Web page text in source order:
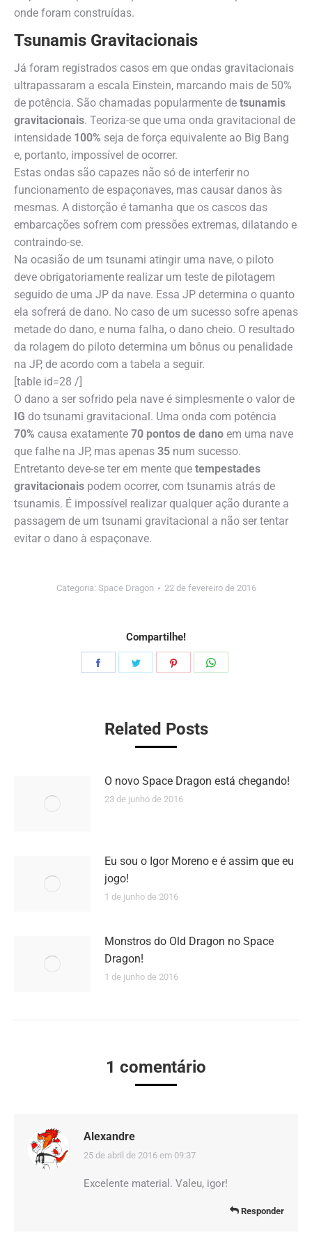
onde foram construídas.
Tsunamis Gravitacionais
Já foram registrados casos em que ondas gravitacionais
ultrapassaram a escala Einstein, marcando mais de 50%
de potência. São chamadas popularmente de tsunamis
gravitacionais. Teoriza-se que uma onda gravitacional de
intensidade 100% seja de força equivalente ao Big Bang
e, portanto, impossível de ocorrer.
Estas ondas são capazes não só de interferir no
funcionamento de espaçonaves, mas causar danos às
mesmas. A distorção é tamanha que os cascos das
embarcações sofrem com pressões extremas, dilatando e
contraindo-se.
Na ocasião de um tsunami atingir uma nave, o piloto
deve obrigatoriamente realizar um teste de pilotagem
seguido de uma JP da nave. Essa JP determina o quanto
ela sofrerá de dano. No caso de um sucesso sofre apenas
metade do dano, e numa falha, o dano cheio. O resultado
da rolagem do piloto determina um bônus ou penalidade
na JP, de acordo com a tabela a seguir.
[table id=28 /]
O dano a ser sofrido pela nave é simplesmente o valor de
IG do tsunami gravitacional. Uma onda com potência
70% causa exatamente 70 pontos de dano em uma nave
que falhe na JP, mas apenas 35 num sucesso.
Entretanto deve-se ter em mente que tempestades
gravitacionais podem ocorrer, com tsunamis atrás de
tsunamis. É impossível realizar qualquer ação durante a
passagem de um tsunami gravitacional a não ser tentar
evitar o dano à espaçonave.
Categoria: Space Dragon 22 de fevereiro de 2016
Compartilhe!
CompartilharCompartilharCompartilhar
Related Posts
O novo Space Dragon está chegando!
23 de junho de 2016
Eu sou o Igor Moreno e é assim que eu
jogo!
1 de junho de 2016
Monstros do Old Dragon no Space
Dragon!
1 de junho de 2016
1 comentário
Alexandre
disse:
25 de abril de 2016 em 09:37
Excelente material. Valeu, igor!
Responder